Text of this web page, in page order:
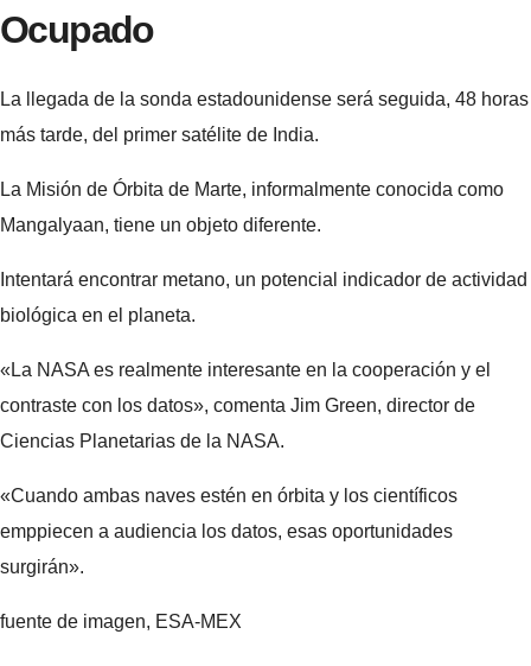
Ocupado
La llegada de la sonda estadounidense será seguida, 48 horas
más tarde, del primer satélite de India.
La Misión de Órbita de Marte, informalmente conocida como
Mangalyaan, tiene un objeto diferente.
Intentará encontrar metano, un potencial indicador de actividad
biológica en el planeta.
«La NASA es realmente interesante en la cooperación y el
contraste con los datos», comenta Jim Green, director de
Ciencias Planetarias de la NASA.
«Cuando ambas naves estén en órbita y los científicos
emppiecen a audiencia los datos, esas oportunidades
surgirán».
fuente de imagen, ESA-MEX